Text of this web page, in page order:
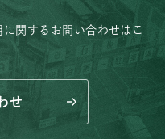
に関するお問い合わせはこ
せ